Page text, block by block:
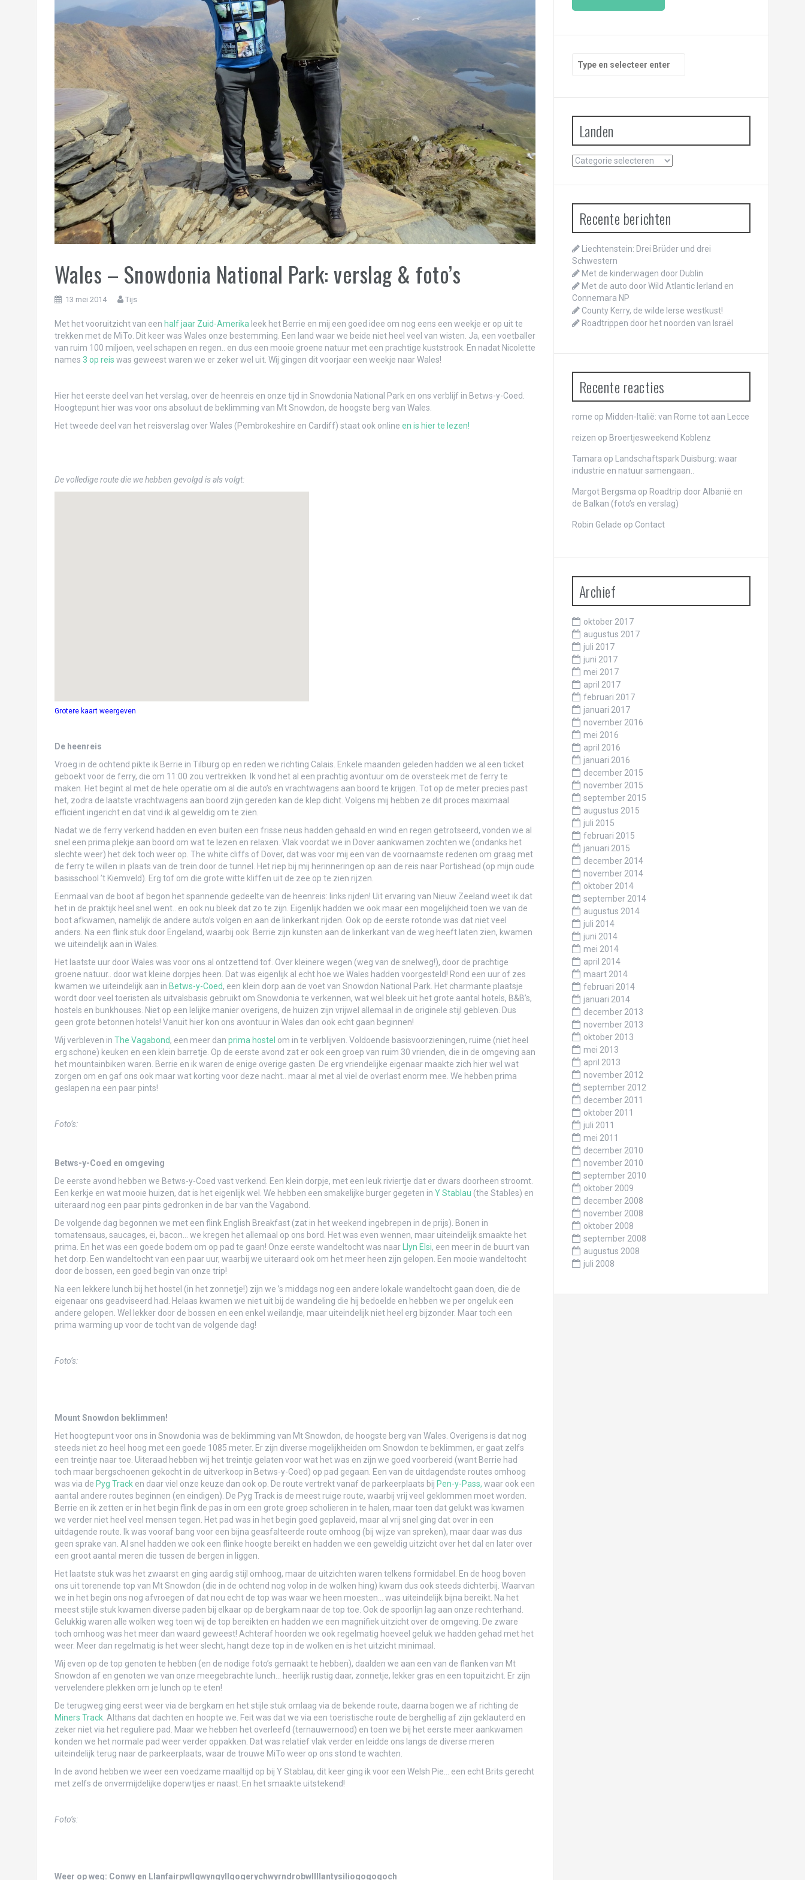
Ciao ciao principessa! Terugblik op de vijf mooiste trips met de MiTo!
One day in Chicago, the Windy City!
Landschaftspark Duisburg: waar industrie en natuur samengaan..
Liefs uit Londen…
Schaapjes tellen in Bristol!
Carnaval in Rio de Janeiro én Oeteldonk!
Oh Rio, Cidade Maravilhosa!
Paradijselijk Paraty (of Pa’nat’y?)
Het monster Sao Paulo
Iguazú: daar zagen we heel veel water vallen
We <3 Buenos Aires, deel 1
Hoe we onze tanden in Uruguay hebben gezet
Puerto Madryn-guïn
Ushuaia: niet het einde van de wereld!
Patagonieuwjaar in Torres del Paine!
Kerst in Pucón: de boom in, de vulkaan op en het vliegtuig uit…
Santiago with legs
Daar aan de Copa… Copacabana
Arequipa: culinair genieten, condors & Colca Canyon
Zandhappen in Huacachina
2000 kilometer onderweg naar Lima
Baños: schommelen, watervallen en door de lucht zweven
Avonturen in de Andes
Galápagos: Santa Cruz en de nagedachtenis aan Lonesome George
Galápagos: Isabela’s boobies on the beach
Grandioos genieten op groots Galápagos: Isla San Cristóbal
Quito en even naar de evenaar!
Otavalo: waar alles te koop is op de markt
La ciudad blanca Popayán
Koffie en giga-palmbomen… Salento!
Bibberen in Bogotá
San Gil & Villa de Leyva
Panama-City
Aankomst in Panama en Isla Contadora
De laatste dagen in Den Dungen
Voorpret Brazilië
Voorpret Ecuador
Broertjesweekend Koblenz
Voorpret Paraguay
Reis in voorbereiding
Wales: Pembrokeshire & Cardiff: verslag & foto’s
Wales – Snowdonia National Park: verslag & foto’s
Heidelberg: verslag en foto’s!
Voorpret Chili
Ticket is geboekt! Op naar Zuid-Amerika!!!
Roadtrip door Albanië en de Balkan (foto’s en verslag)
Voorpret Colombia
Voorpret Argentinië
Naar Ohio met Sogeti
Voorpret Bolivia
Filmpje roadtrip Balkan & Albanië
Lille: verslag en foto’s!
Reisfilmpje Vilnius!
Vilnius: verslag en foto’s!
Istanbul: verslag en foto’s!
Roadtrip Oekraïne (foto’s en verslag)
Broertjesweekend Riga: “Tik ‘m RIGAan!”
Wales – Snowdonia National Park: verslag & foto’s
13 mei 2014 Tijs
Met het vooruitzicht van een half jaar Zuid-Amerika leek het Berrie en mij een goed idee om nog eens een weekje er op uit te
trekken met de MiTo. Dit keer was Wales onze bestemming. Een land waar we beide niet heel veel van wisten. Ja, een voetballer
van ruim 100 miljoen, veel schapen en regen.. en dus een mooie groene natuur met een prachtige kuststrook. En nadat Nicolette
names 3 op reis was geweest waren we er zeker wel uit. Wij gingen dit voorjaar een weekje naar Wales!
Hier het eerste deel van het verslag, over de heenreis en onze tijd in Snowdonia National Park en ons verblijf in Betws-y-Coed.
Hoogtepunt hier was voor ons absoluut de beklimming van Mt Snowdon, de hoogste berg van Wales.
Het tweede deel van het reisverslag over Wales (Pembrokeshire en Cardiff) staat ook online en is hier te lezen!
De volledige route die we hebben gevolgd is als volgt:
Grotere kaart weergeven
De heenreis
Vroeg in de ochtend pikte ik Berrie in Tilburg op en reden we richting Calais. Enkele maanden geleden hadden we al een ticket
geboekt voor de ferry, die om 11:00 zou vertrekken. Ik vond het al een prachtig avontuur om de oversteek met de ferry te
maken. Het begint al met de hele operatie om al die auto’s en vrachtwagens aan boord te krijgen. Tot op de meter precies past
het, zodra de laatste vrachtwagens aan boord zijn gereden kan de klep dicht. Volgens mij hebben ze dit proces maximaal
efficiënt ingericht en dat vind ik al geweldig om te zien.
Nadat we de ferry verkend hadden en even buiten een frisse neus hadden gehaald en wind en regen getrotseerd, vonden we al
snel een prima plekje aan boord om wat te lezen en relaxen. Vlak voordat we in Dover aankwamen zochten we (ondanks het
slechte weer) het dek toch weer op. The white cliffs of Dover, dat was voor mij een van de voornaamste redenen om graag met
de ferry te willen in plaats van de trein door de tunnel. Het riep bij mij herinneringen op aan de reis naar Portishead (op mijn oude
basisschool ’t Kiemveld). Erg tof om die grote witte kliffen uit de zee op te zien rijzen.
Eenmaal van de boot af begon het spannende gedeelte van de heenreis: links rijden! Uit ervaring van Nieuw Zeeland weet ik dat
het in de praktijk heel snel went.. en ook nu bleek dat zo te zijn. Eigenlijk hadden we ook maar een mogelijkheid toen we van de
boot afkwamen, namelijk de andere auto’s volgen en aan de linkerkant rijden. Ook op de eerste rotonde was dat niet veel
anders. Na een flink stuk door Engeland, waarbij ook Berrie zijn kunsten aan de linkerkant van de weg heeft laten zien, kwamen
we uiteindelijk aan in Wales.
Het laatste uur door Wales was voor ons al ontzettend tof. Over kleinere wegen (weg van de snelweg!), door de prachtige
groene natuur.. door wat kleine dorpjes heen. Dat was eigenlijk al echt hoe we Wales hadden voorgesteld! Rond een uur of zes
kwamen we uiteindelijk aan in Betws-y-Coed, een klein dorp aan de voet van Snowdon National Park. Het charmante plaatsje
wordt door veel toeristen als uitvalsbasis gebruikt om Snowdonia te verkennen, wat wel bleek uit het grote aantal hotels, B&B’s,
hostels en bunkhouses. Niet op een lelijke manier overigens, de huizen zijn vrijwel allemaal in de originele stijl gebleven. Dus
geen grote betonnen hotels! Vanuit hier kon ons avontuur in Wales dan ook echt gaan beginnen!
Wij verbleven in The Vagabond, een meer dan prima hostel om in te verblijven. Voldoende basisvoorzieningen, ruime (niet heel
erg schone) keuken en een klein barretje. Op de eerste avond zat er ook een groep van ruim 30 vrienden, die in de omgeving aan
het mountainbiken waren. Berrie en ik waren de enige overige gasten. De erg vriendelijke eigenaar maakte zich hier wel wat
zorgen om en gaf ons ook maar wat korting voor deze nacht.. maar al met al viel de overlast enorm mee. We hebben prima
geslapen na een paar pints!
Foto’s:
Betws-y-Coed en omgeving
De eerste avond hebben we Betws-y-Coed vast verkend. Een klein dorpje, met een leuk riviertje dat er dwars doorheen stroomt.
Een kerkje en wat mooie huizen, dat is het eigenlijk wel. We hebben een smakelijke burger gegeten in Y Stablau (the Stables) en
uiteraard nog een paar pints gedronken in de bar van the Vagabond.
De volgende dag begonnen we met een flink English Breakfast (zat in het weekend ingebrepen in de prijs). Bonen in
tomatensaus, saucages, ei, bacon… we kregen het allemaal op ons bord. Het was even wennen, maar uiteindelijk smaakte het
prima. En het was een goede bodem om op pad te gaan! Onze eerste wandeltocht was naar Llyn Elsi, een meer in de buurt van
het dorp. Een wandeltocht van een paar uur, waarbij we uiteraard ook om het meer heen zijn gelopen. Een mooie wandeltocht
door de bossen, een goed begin van onze trip!
Na een lekkere lunch bij het hostel (in het zonnetje!) zijn we ’s middags nog een andere lokale wandeltocht gaan doen, die de
eigenaar ons geadviseerd had. Helaas kwamen we niet uit bij de wandeling die hij bedoelde en hebben we per ongeluk een
andere gelopen. Wel lekker door de bossen en een enkel weilandje, maar uiteindelijk niet heel erg bijzonder. Maar toch een
prima warming up voor de tocht van de volgende dag!
Foto’s:
Mount Snowdon beklimmen!
Het hoogtepunt voor ons in Snowdonia was de beklimming van Mt Snowdon, de hoogste berg van Wales. Overigens is dat nog
steeds niet zo heel hoog met een goede 1085 meter. Er zijn diverse mogelijkheiden om Snowdon te beklimmen, er gaat zelfs
een treintje naar toe. Uiteraad hebben wij het treintje gelaten voor wat het was en zijn we goed voorbereid (want Berrie had
toch maar bergschoenen gekocht in de uitverkoop in Betws-y-Coed) op pad gegaan. Een van de uitdagendste routes omhoog
was via de Pyg Track en daar viel onze keuze dan ook op. De route vertrekt vanaf de parkeerplaats bij Pen-y-Pass, waar ook een
aantal andere routes beginnen (en eindigen). De Pyg Track is de meest ruige route, waarbij vrij veel geklommen moet worden.
Berrie en ik zetten er in het begin flink de pas in om een grote groep scholieren in te halen, maar toen dat gelukt was kwamen
we verder niet heel veel mensen tegen. Het pad was in het begin goed geplaveid, maar al vrij snel ging dat over in een
uitdagende route. Ik was vooraf bang voor een bijna geasfalteerde route omhoog (bij wijze van spreken), maar daar was dus
geen sprake van. Al snel hadden we ook een flinke hoogte bereikt en hadden we een geweldig uitzicht over het dal en later over
een groot aantal meren die tussen de bergen in liggen.
Het laatste stuk was het zwaarst en ging aardig stijl omhoog, maar de uitzichten waren telkens formidabel. En de hoog boven
ons uit torenende top van Mt Snowdon (die in de ochtend nog volop in de wolken hing) kwam dus ook steeds dichterbij. Waarvan
we in het begin ons nog afvroegen of dat nou echt de top was waar we heen moesten… was uiteindelijk bijna bereikt. Na het
meest stijle stuk kwamen diverse paden bij elkaar op de bergkam naar de top toe. Ook de spoorlijn lag aan onze rechterhand.
Gelukkig waren alle wolken weg toen wij de top bereikten en hadden we een magnifiek uitzicht over de omgeving. De zware
toch omhoog was het meer dan waard geweest! Achteraf hoorden we ook regelmatig hoeveel geluk we hadden gehad met het
weer. Meer dan regelmatig is het weer slecht, hangt deze top in de wolken en is het uitzicht minimaal.
Wij even op de top genoten te hebben (en de nodige foto’s gemaakt te hebben), daalden we aan een van de flanken van Mt
Snowdon af en genoten we van onze meegebrachte lunch… heerlijk rustig daar, zonnetje, lekker gras en een topuitzicht. Er zijn
vervelendere plekken om je lunch op te eten!
De terugweg ging eerst weer via de bergkam en het stijle stuk omlaag via de bekende route, daarna bogen we af richting de
Miners Track. Althans dat dachten en hoopte we. Feit was dat we via een toeristische route de berghellig af zijn geklauterd en
zeker niet via het reguliere pad. Maar we hebben het overleefd (ternauwernood) en toen we bij het eerste meer aankwamen
konden we het normale pad weer verder oppakken. Dat was relatief vlak verder en leidde ons langs de diverse meren
uiteindelijk terug naar de parkeerplaats, waar de trouwe MiTo weer op ons stond te wachten.
In de avond hebben we weer een voedzame maaltijd op bij Y Stablau, dit keer ging ik voor een Welsh Pie… een echt Brits gerecht
met zelfs de onvermijdelijke doperwtjes er naast. En het smaakte uitstekend!
Foto’s:
Weer op weg: Conwy en Llanfairpwllgwyngyllgogerychwyrndrobwllllantysiliogogogoch
naar:
Landen
Landen
Recente berichten
Liechtenstein: Drei Brüder und drei
Schwestern
Met de kinderwagen door Dublin
Met de auto door Wild Atlantic Ierland en
Connemara NP
County Kerry, de wilde Ierse westkust!
Roadtrippen door het noorden van Israël
Recente reacties
rome op Midden-Italië: van Rome tot aan Lecce
reizen op Broertjesweekend Koblenz
Tamara op
Landschaftspark Duisburg: waar
industrie en natuur samengaan..
Margot Bergsma op Roadtrip door Albanië en
de Balkan (foto’s en verslag)
Robin Gelade op Contact
Archief
oktober 2017
augustus 2017
juli 2017
juni 2017
mei 2017
april 2017
februari 2017
januari 2017
november 2016
mei 2016
april 2016
januari 2016
december 2015
november 2015
september 2015
augustus 2015
juli 2015
februari 2015
januari 2015
december 2014
november 2014
oktober 2014
september 2014
augustus 2014
juli 2014
juni 2014
mei 2014
april 2014
maart 2014
februari 2014
januari 2014
december 2013
november 2013
oktober 2013
mei 2013
april 2013
november 2012
september 2012
december 2011
oktober 2011
juli 2011
mei 2011
december 2010
november 2010
september 2010
oktober 2009
december 2008
november 2008
oktober 2008
september 2008
augustus 2008
juli 2008